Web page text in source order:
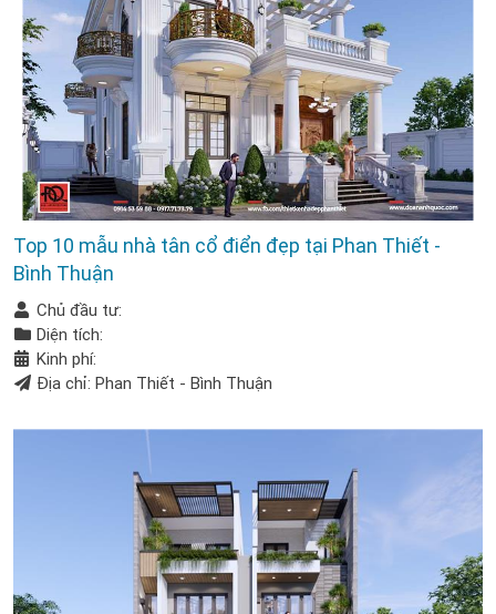
Top 10 mẫu nhà tân cổ điển đẹp tại Phan Thiết -
Bình Thuận
Chủ đầu tư:
Diện tích:
Kinh phí:
Địa chỉ: Phan Thiết - Bình Thuận